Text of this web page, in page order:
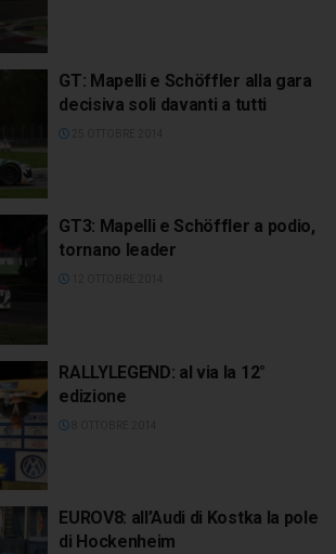
GT: Mapelli e Schöffler alla gara
decisiva soli davanti a tutti
GT3: Mapelli e Schöffler a podio,
tornano leader
RALLYLEGEND: al via la 12°
edizione
EUROV8: all’Audi di Kostka la pole
di Hockenheim